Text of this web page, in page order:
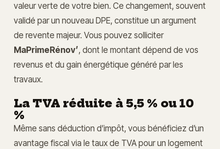
valeur verte de votre bien. Ce changement, souvent
validé par un nouveau DPE, constitue un argument
de revente majeur. Vous pouvez solliciter
MaPrimeRénov’, dont le montant dépend de vos
revenus et du gain énergétique généré par les
travaux.
La TVA réduite à 5,5 % ou 10
%
Même sans déduction d’impôt, vous bénéficiez d’un
avantage fiscal via le taux de TVA pour un logement